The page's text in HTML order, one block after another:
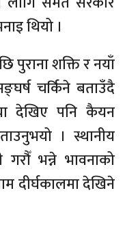
थियो ।
पुराना शक्ति र नयाँ
चर्किने बताउँदै
देखिए पनि कैयन
। स्थानीय
भन्ने भावनाको
दीर्घकालमा देखिने